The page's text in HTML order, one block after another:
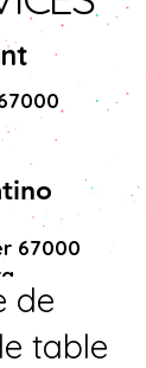
67000
de
table